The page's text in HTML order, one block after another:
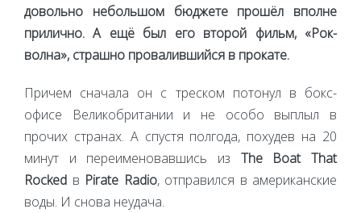
довольно небольшом бюджете прошёл вполне
прилично. А ещё был его второй фильм, «Рок-
волна», страшно провалившийся в прокате.
Причем сначала он с треском потонул в бокс-
офисе Великобритании и не особо выплыл в
прочих странах. А спустя полгода, похудев на 20
минут и переименовавшись из The Boat That
Rocked в Pirate Radio, отправился в американские
воды. И снова неудача.